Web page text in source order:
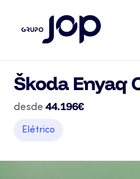
Škoda Enyaq
desde 44.196€
Elétrico